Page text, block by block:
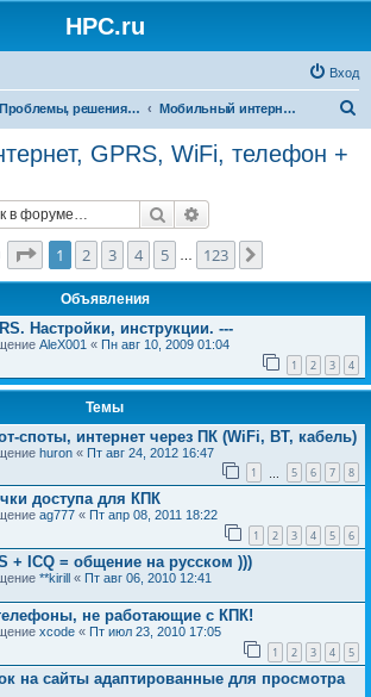
HPC.ru
Вход
Проблемы, решения, советы Мобильный интернет, GPRS, WiFi, телефон + КПК
GPRS, WiFi, телефон +
Поиск
Страница1 из 123
1 2 3 4 5 123
Объявления
Настройки, инструкции. ---
AleX001 « Пн авг 10, 2009 01:04
1 2 3 4
Темы
споты, интернет через ПК (WiFi, BT, кабель)
huron « Пт авг 24, 2012 16:47
1 5 6 7 8
доступа для КПК
ag777 « Пт апр 08, 2011 18:22
1 2 3 4 5 6
+ ICQ = общение на русском )))
**kirill « Пт авг 06, 2010 12:41
не работающие с КПК!
xcode « Пт июл 23, 2010 17:05
1 2 3 4 5
на сайты адаптированные для просмотра